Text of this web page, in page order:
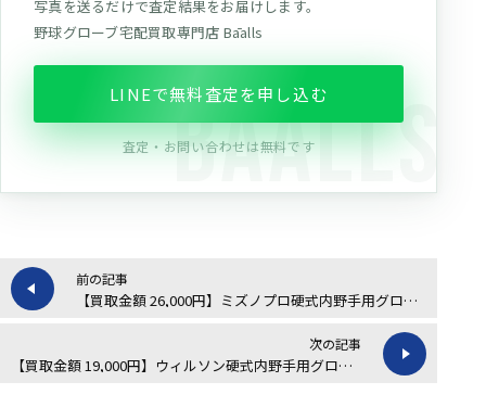
写真を送るだけで査定結果をお届けします。
野球グローブ宅配買取専門店 Bāalls
LINEで無料査定を申し込む
査定・お問い合わせは無料です
前の記事
【買取金額 26,000円】ミズノプロ硬式内野手用グローブの買取実績
次の記事
【買取金額 19,000円】ウィルソン硬式内野手用グローブの買取実績